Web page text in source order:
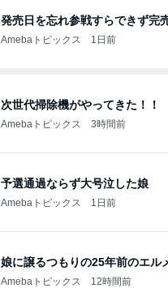
発売日を忘れ参戦すらできず完
Amebaトピックス 1日前
次世代掃除機がやってきた！！
Amebaトピックス 3時間前
予選通過ならず大号泣した娘
Amebaトピックス 1日前
娘に譲るつもりの25年前のエル
Amebaトピックス 12時間前